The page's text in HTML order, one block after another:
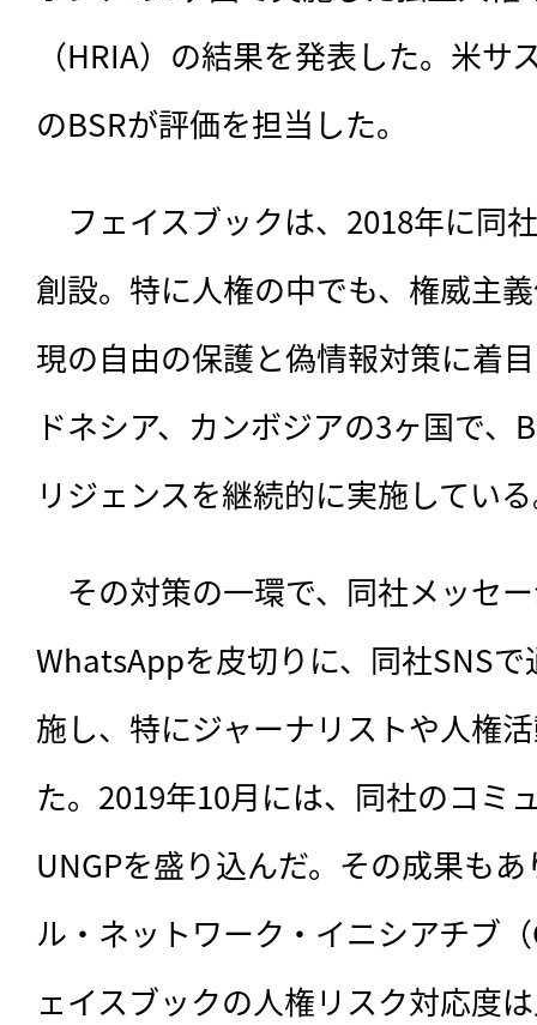
（HRIA）の結果を発表した。米サ
のBSRが評価を担当した。
フェイスブックは、 2018年に同
創設。特に人権の中でも、権威主
現の自由の保護と偽情報対策に着
ドネシア、カンボジアの3ヶ国で、
リジェンスを継続的に実施してい
その対策の一環で、同社メッセ
WhatsAppを皮切りに、同社SNS
施し、特にジャーナリストや人権
た。2019年10月には、同社のコミ
UNGPを盛り込んだ。その成果も
ル・ネットワーク・イニシアチブ
ェイスブックの人権リスク対応度